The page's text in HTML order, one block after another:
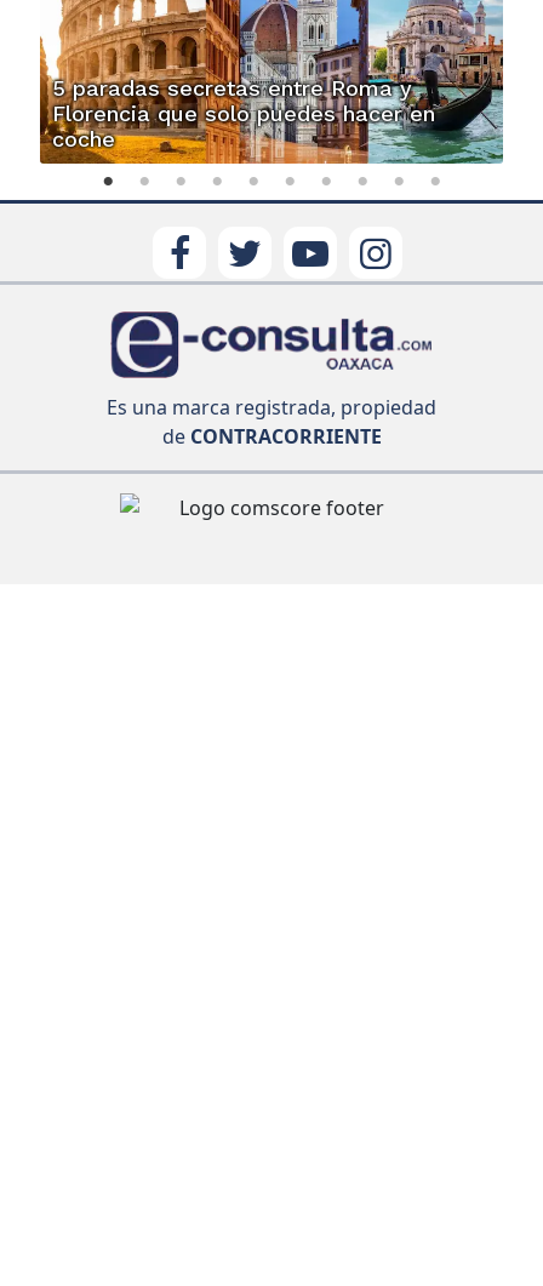
5 paradas secretas entre Roma y
Florencia que solo puedes hacer en
coche
Es una marca registrada, propiedad
deCONTRACORRIENTE